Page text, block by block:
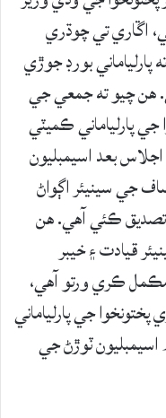
اڱاري تي چوڌري
بورڊ جوڙي
هن چيو ته جمعي جي
جي پارلياماني ڪميٽي
بعد اسيمبليون
جي سينيئر اڳواڻ
تصديق ڪئي آهي. هن
قيادت ۽ خيبر
ڪري ورتو آهي،
جي پارلياماني
ٽوڙڻ جي